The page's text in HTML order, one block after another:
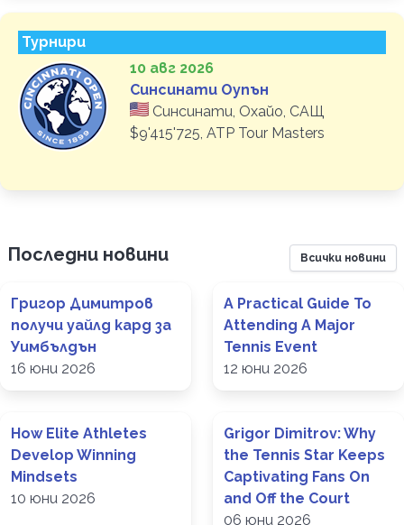
Турнири
10 авг 2026
Синсинати Оупън
Синсинати, Охайо, САЩ
$9'415'725, ATP Tour Masters
Последни новини Всички новини
Григор Димитров
получи уайлд кард за
Уимбълдън
16 юни 2026
A Practical Guide To
Attending A Major
Tennis Event
12 юни 2026
How Elite Athletes
Develop Winning
Mindsets
10 юни 2026
Grigor Dimitrov: Why
the Tennis Star Keeps
Captivating Fans On
and Off the Court
06 юни 2026